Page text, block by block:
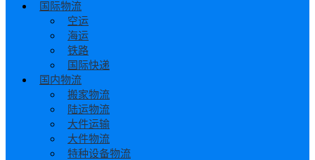
国际物流
空运
海运
铁路
国际快递
国内物流
搬家物流
陆运物流
大件运输
大件物流
特种设备物流